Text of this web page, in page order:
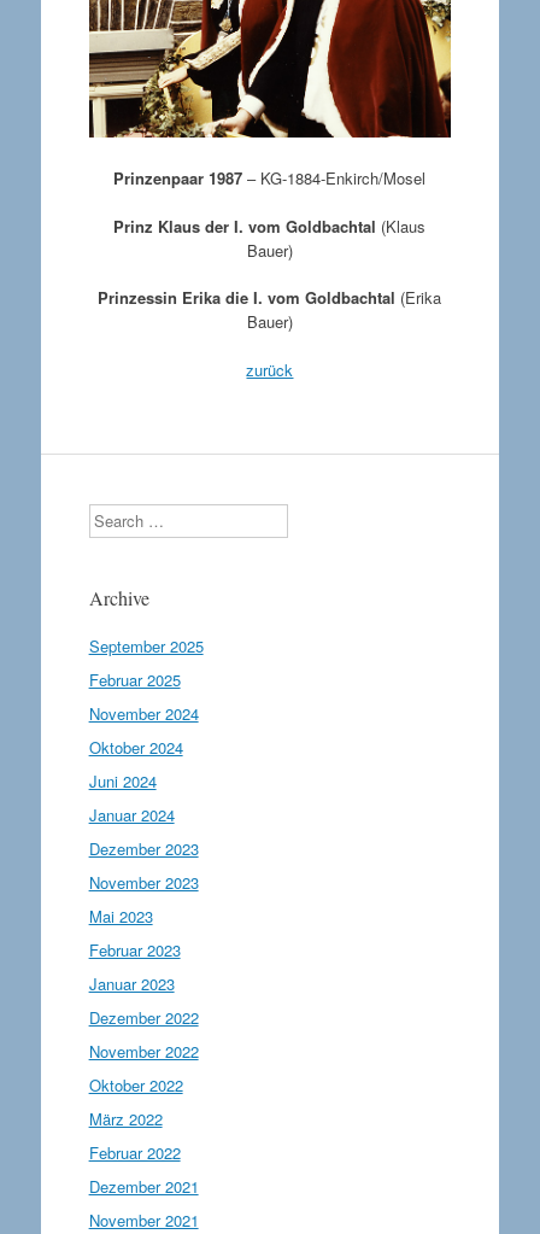
Prinzenpaar 1987 – KG-1884-Enkirch/Mosel
Prinz Klaus der I. vom Goldbachtal (Klaus
Bauer)
Prinzessin Erika die I. vom Goldbachtal (Erika
Bauer)
zurück
Search
Archive
September 2025
Februar 2025
November 2024
Oktober 2024
Juni 2024
Januar 2024
Dezember 2023
November 2023
Mai 2023
Februar 2023
Januar 2023
Dezember 2022
November 2022
Oktober 2022
März 2022
Februar 2022
Dezember 2021
November 2021